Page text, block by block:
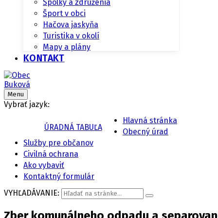
Spolky a združenia
Šport v obci
Hačova jaskyňa
Turistika v okolí
Mapy a plány
KONTAKT
Menu
Vybrať jazyk:
ÚRADNÁ TABUĽA
Hlavná stránka
Obecný úrad
Služby pre občanov
Civilná ochrana
Ako vybaviť
Kontaktný formulár
VYHĽADÁVANIE: